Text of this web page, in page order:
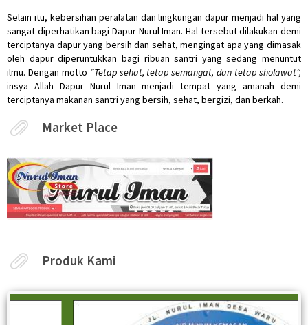
Selain itu, kebersihan peralatan dan lingkungan dapur menjadi hal yang
sangat diperhatikan bagi Dapur Nurul Iman. Hal tersebut dilakukan demi
terciptanya dapur yang bersih dan sehat, mengingat apa yang dimasak
oleh dapur diperuntukkan bagi ribuan santri yang sedang menuntut
ilmu. Dengan motto “Tetap sehat, tetap semangat, dan tetap sholawat”,
insya Allah Dapur Nurul Iman menjadi tempat yang amanah demi
terciptanya makanan santri yang bersih, sehat, bergizi, dan berkah.
Market Place
Produk Kami